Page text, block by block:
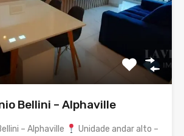
Bellini – Alphaville
– Alphaville
Unidade andar alto –